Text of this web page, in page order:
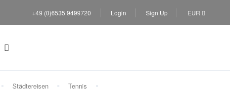
+49 (0)6535 9499720 Login Sign Up EUR
Städtereisen
Tennis